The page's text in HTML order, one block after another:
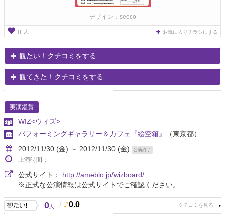
デザイン：seeco
0 人 お気に入りチラシにする
観たい！クチコミをする
観てきた！クチコミをする
実演鑑賞
WIZ<ウィズ>
パフォーミングギャラリー＆カフェ『絵空箱』
（東京都）
2012/11/30 (金) ～ 2012/11/30 (金)
公演終了
上演時間：
公式サイト： http://ameblo.jp/wizboard/
※正式な公演情報は公式サイトでご確認ください。
0人 / 0.0